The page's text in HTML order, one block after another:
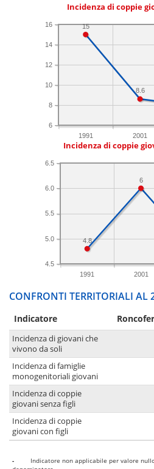
Incidenza di coppie
1991 2001
6
8
10
12
14
16
8.6
15
Incidenza di coppie
1991 2001
4.5
5.0
5.5
6.0
6.5
6
4.8
CONFRONTI TERRITORIALI AL
Indicatore
Incidenza di giovani che
vivono da soli
Incidenza di famiglie
monogenitoriali giovani
Incidenza di coppie
giovani senza figli
Incidenza di coppie
giovani con figli
-
Indicatore non applicabile per valore